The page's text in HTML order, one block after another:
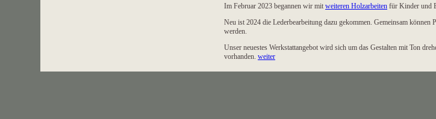
Im Februar 2023 begannen wir mit weiteren Holzarbeiten für Kinder und
Neu ist 2024 die Lederbearbeitung dazu gekommen. Gemeinsam
werden.
Unser neuestes Werkstattangebot wird sich um das Gestalten mit Ton
vorhanden. weiter